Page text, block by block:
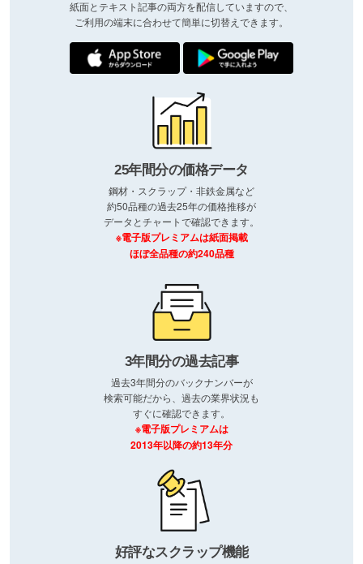
紙面とテキスト記事の両方を配信していますので、
ご利用の端末に合わせて簡単に切替えできます。
25年間分の価格データ
鋼材・スクラップ・非鉄金属など
約50品種の過去25年の価格推移が
データとチャートで確認できます。
※電子版プレミアムは紙面掲載
ほぼ全品種の約240品種
3年間分の過去記事
過去3年間分のバックナンバーが
検索可能だから、過去の業界状況も
すぐに確認できます。
※電子版プレミアムは
2013年以降の約13年分
好評なスクラップ機能